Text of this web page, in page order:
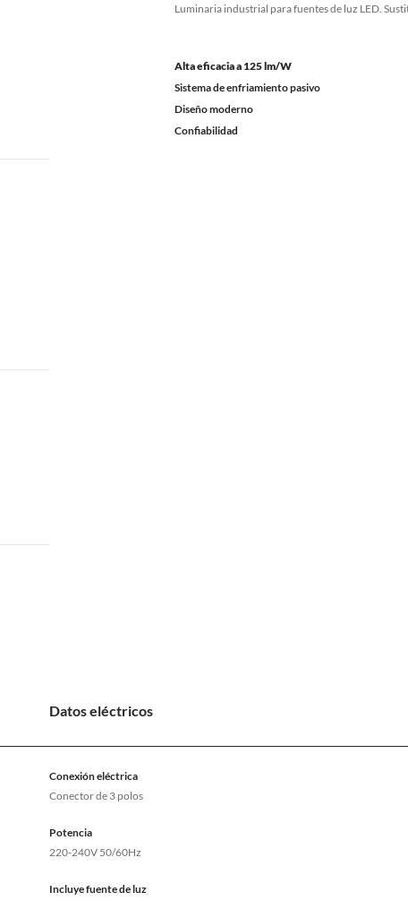
Luminaria industrial para fuentes de luz LED.
Alta eficacia a 125 lm/W
Sistema de enfriamiento pasivo
Diseño moderno
Confiabilidad
Datos eléctricos
Conexión eléctrica
Conector de 3 polos
Potencia
220-240V 50/60Hz
Incluye fuente de luz